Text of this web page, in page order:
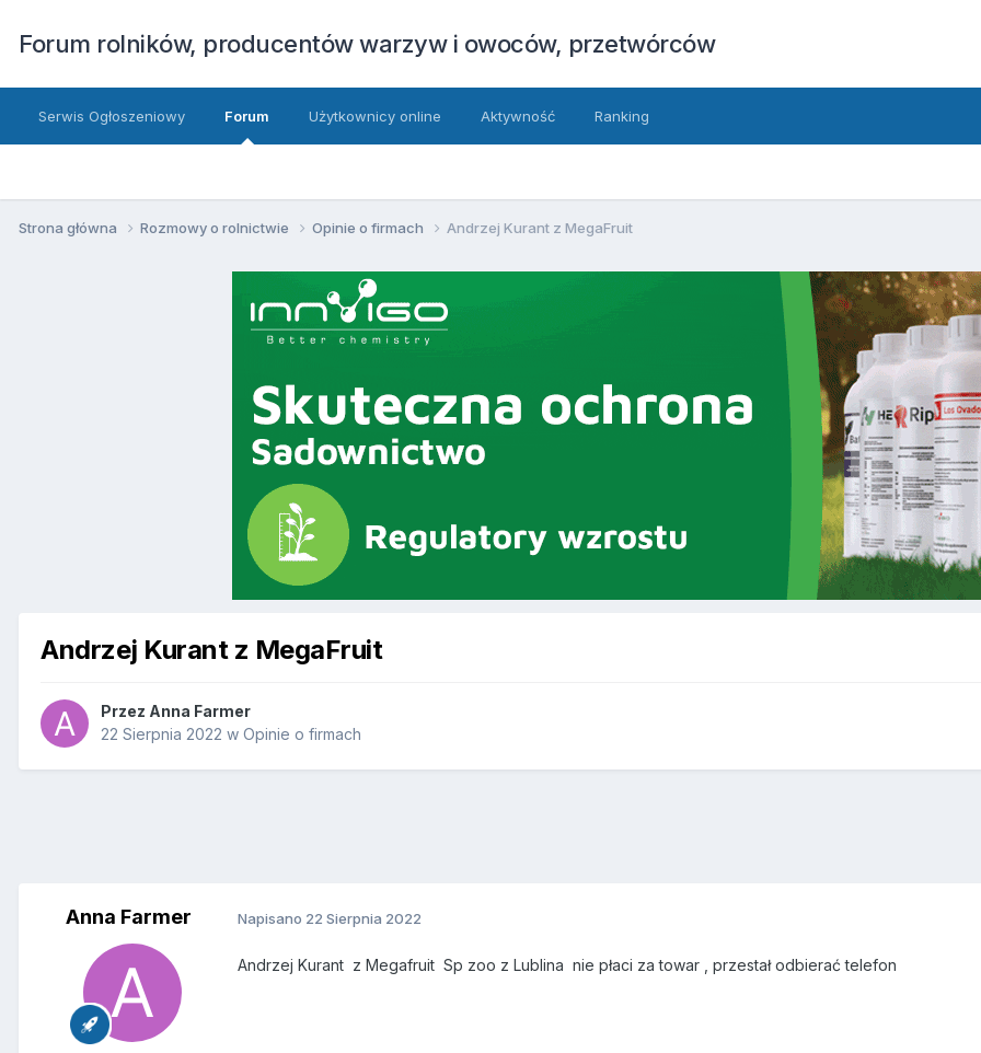
Forum rolników, producentów warzyw i owoców, przetwórców
Serwis Ogłoszeniowy Forum Użytkownicy online Aktywność Ranking
Strona główna Rozmowy o rolnictwie Opinie o firmach Andrzej Kurant z MegaFruit
Andrzej Kurant z MegaFruit
Przez Anna Farmer
22 Sierpnia 2022 w Opinie o firmach
Anna Farmer Napisano 22 Sierpnia 2022
Andrzej Kurant z Megafruit Sp zoo z Lublina nie płaci za towar , przestał odbierać telefon